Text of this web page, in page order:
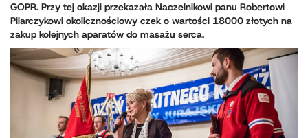
GOPR. Przy tej okazji przekazała Naczelnikowi panu Robertowi
Pilarczykowi okolicznościowy czek o wartości 18000 złotych na
zakup kolejnych aparatów do masażu serca.